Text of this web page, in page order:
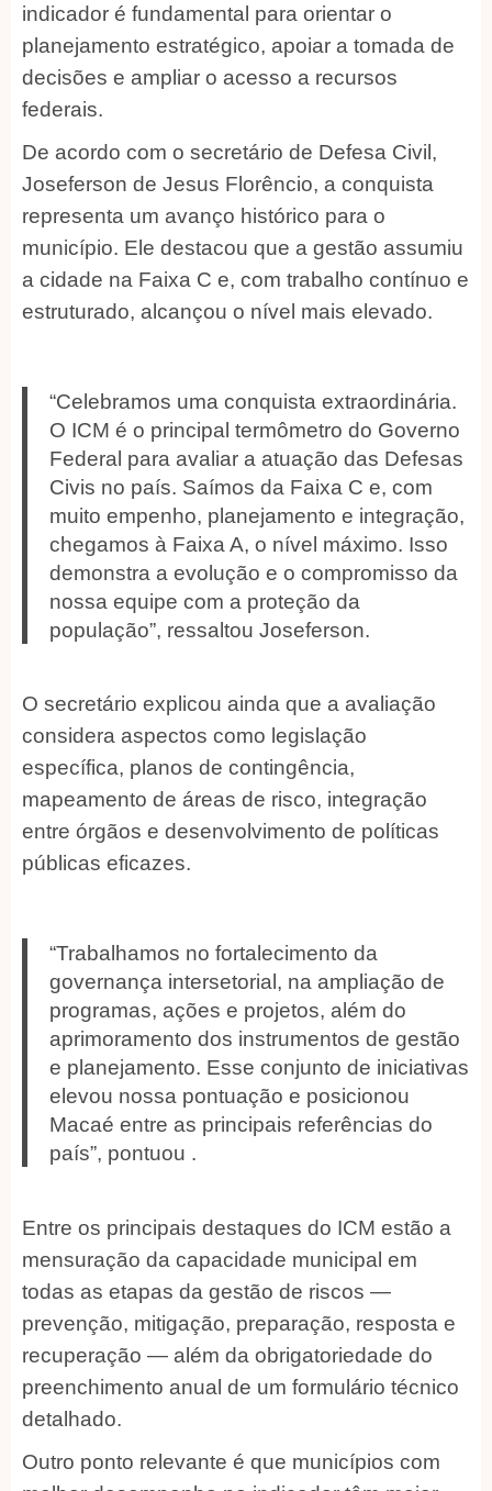
indicador é fundamental para orientar o
planejamento estratégico, apoiar a tomada de
decisões e ampliar o acesso a recursos
federais.
De acordo com o secretário de Defesa Civil,
Joseferson de Jesus Florêncio, a conquista
representa um avanço histórico para o
município. Ele destacou que a gestão assumiu
a cidade na Faixa C e, com trabalho contínuo e
estruturado, alcançou o nível mais elevado.
“Celebramos uma conquista extraordinária.
O ICM é o principal termômetro do Governo
Federal para avaliar a atuação das Defesas
Civis no país. Saímos da Faixa C e, com
muito empenho, planejamento e integração,
chegamos à Faixa A, o nível máximo. Isso
demonstra a evolução e o compromisso da
nossa equipe com a proteção da
população”, ressaltou Joseferson.
O secretário explicou ainda que a avaliação
considera aspectos como legislação
específica, planos de contingência,
mapeamento de áreas de risco, integração
entre órgãos e desenvolvimento de políticas
públicas eficazes.
“Trabalhamos no fortalecimento da
governança intersetorial, na ampliação de
programas, ações e projetos, além do
aprimoramento dos instrumentos de gestão
e planejamento. Esse conjunto de iniciativas
elevou nossa pontuação e posicionou
Macaé entre as principais referências do
país”, pontuou .
Entre os principais destaques do ICM estão a
mensuração da capacidade municipal em
todas as etapas da gestão de riscos —
prevenção, mitigação, preparação, resposta e
recuperação — além da obrigatoriedade do
preenchimento anual de um formulário técnico
detalhado.
Outro ponto relevante é que municípios com